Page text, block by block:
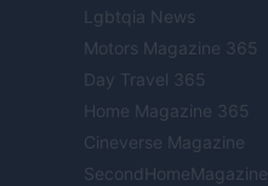
Lgbtqia News
Motors Magazine 365
Day Travel 365
Home Magazine 365
Cineverse Magazine
SecondHomeMagazine